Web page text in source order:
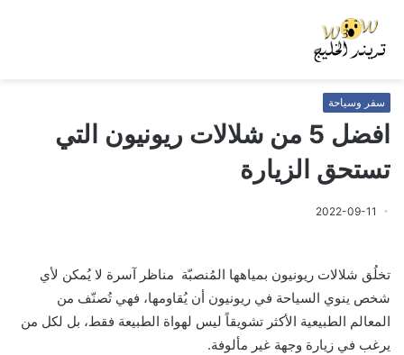
سفر وسياحة
افضل 5 من شلالات ريونيون التي
تستحق الزيارة
2022-09-11
تخلُق شلالات ريونيون بمياهها المُنصبّة مناظر آسرة لا يُمكن لأي
شخص ينوي السياحة في ريونيون أن يُقاومها، فهي تُصنّف من
المعالم الطبيعية الأكثر تشويقاً ليس لهواة الطبيعة فقط، بل لكل من
يرغب في زيارة وجهة غير مألوفة.